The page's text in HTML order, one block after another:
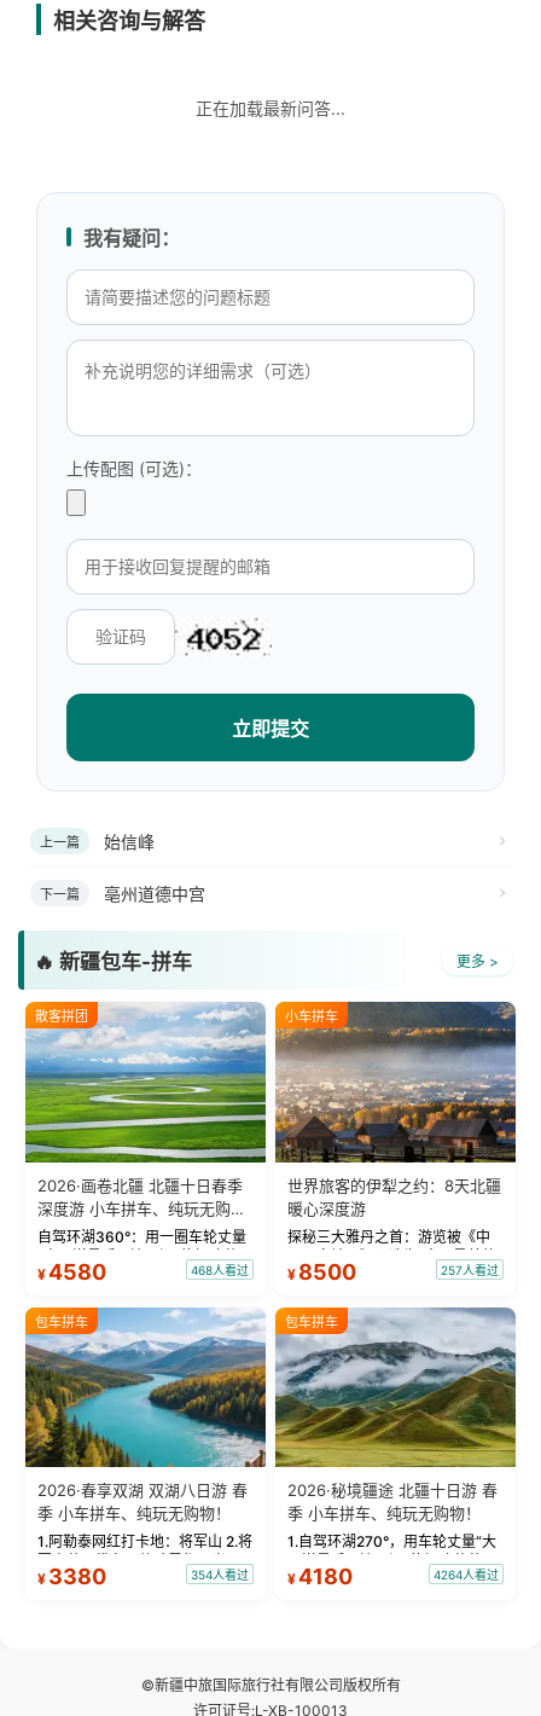
相关咨询与解答
正在加载最新问答...
我有疑问：
上传配图 (可选)：
立即提交
上一篇 始信峰
下一篇 亳州道德中宫
🔥 新疆包车-拼车 更多 >
散客拼团
2026·画卷北疆 北疆十日春季
深度游 小车拼车、纯玩无购
物！
自驾环湖360°：用一圈车轮丈量
“大西洋最后一滴眼泪”的极致蔚
蓝。 赛湖旅拍：甄选多款风格服
绝美瞬间。 赛湖坦克300跟车视
频：专业摄影师...
¥4580 468人看过
小车拼车
世界旅客的伊犁之约：8天北疆
暖心深度游
探秘三大雅丹之首：游览被《中
国国家地理》评选为“中国最美的
三大雅丹”第一名的克拉玛依魔鬼
瓦人最大村落——禾木村，欣赏
晨雾与小木...
¥ 8500 257人看过
包车拼车
2026·春享双湖 双湖八日游 春
季 小车拼车、纯玩无购物！
1.阿勒泰网红打卡地：将军山 2.将
军山落日缆车，体验雪都风光 3.
将军山，夕阳派对，蹦迪party 4.
¥ 3380 354人看过
包车拼车
2026·秘境疆途 北疆十日游 春
季 小车拼车、纯玩无购物！
1.自驾环湖270°，用车轮丈量“大
西洋最后一滴眼泪”的极致蔚蓝，
让雪山、花海与深邃湖水在转弯
¥4180 4264人看过
©新疆中旅国际旅行社有限公司版权所有
许可证号:L-XB-100013